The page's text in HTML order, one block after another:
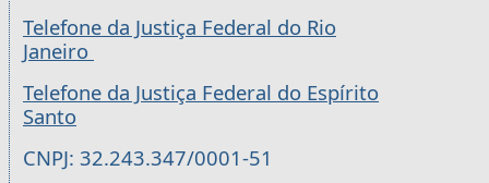
Telefone da Justiça Federal do Rio
Janeiro
Telefone da Justiça Federal do Espírito
Santo
CNPJ: 32.243.347/0001-51